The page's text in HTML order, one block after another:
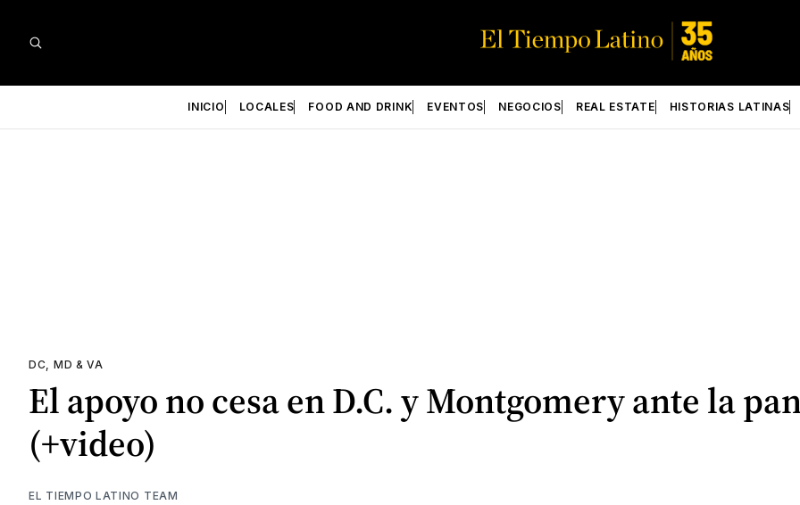
INICIO LOCALES FOOD AND DRINK EVENTOS NEGOCIOS REAL ESTATE HISTORIAS LATINAS
DC, MD & VA
El apoyo no cesa en D.C. y Montgomery ante la
(+video)
EL TIEMPO LATINO TEAM